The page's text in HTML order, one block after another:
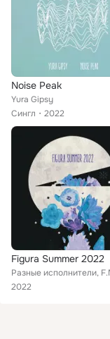
Noise Peak
Yura Gipsy
Сингл
2022
Figura Summer 2022
2022